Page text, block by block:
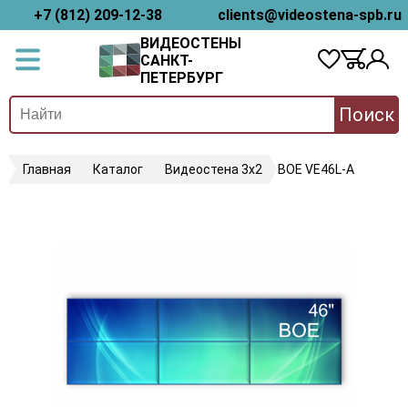
+7 (812) 209-12-38
clients@videostena-spb.ru
ВИДЕОСТЕНЫ
САНКТ-
ПЕТЕРБУРГ
Поиск
Главная Каталог Видеостена 3х2 BOE VE46L-A